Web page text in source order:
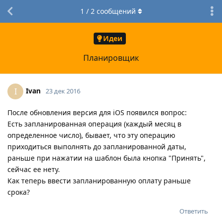
Идеи
Планировщик
1 / 2сообщений
I Ivan 23 дек 2016
После обновления версия для iOS появился вопрос:
Есть запланированная операция (каждый месяц в
определенное число), бывает, что эту операцию
приходиться выполнять до запланированной даты,
раньше при нажатии на шаблон была кнопка "Принять",
сейчас ее нету.
Как теперь ввести запланированную оплату раньше
срока?
Ответить